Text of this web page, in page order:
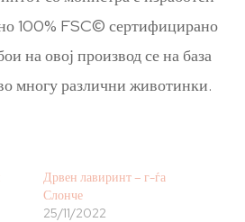
100% FSC© сертифицирано
на овој производ се на база
многу различни животинки.
Дрвен лавиринт – г-ѓа
Слонче
25/11/2022